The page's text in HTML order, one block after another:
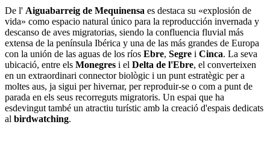
De l' Aiguabarreig de Mequinensa es destaca su «explosión de
vida» como espacio natural único para la reproducción invernada y
descanso de aves migratorias, siendo la confluencia fluvial más
extensa de la península Ibérica y una de las más grandes de Europa
con la unión de las aguas de los ríos Ebre, Segre i Cinca. La seva
ubicació, entre els Monegres i el Delta de l'Ebre, el converteixen
en un extraordinari connector biològic i un punt estratègic per a
moltes aus, ja sigui per hivernar, per reproduir-se o com a punt de
parada en els seus recorreguts migratoris. Un espai que ha
esdevingut també un atractiu turístic amb la creació d'espais dedicats
al birdwatching.